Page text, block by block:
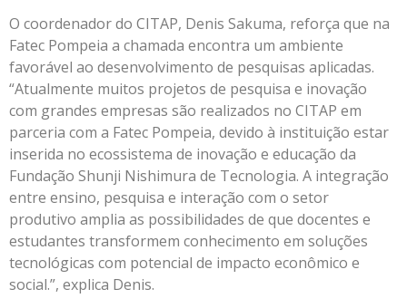
O coordenador do CITAP, Denis Sakuma, reforça que na
Fatec Pompeia a chamada encontra um ambiente
favorável ao desenvolvimento de pesquisas aplicadas.
“Atualmente muitos projetos de pesquisa e inovação
com grandes empresas são realizados no CITAP em
parceria com a Fatec Pompeia, devido à instituição estar
inserida no ecossistema de inovação e educação da
Fundação Shunji Nishimura de Tecnologia. A integração
entre ensino, pesquisa e interação com o setor
produtivo amplia as possibilidades de que docentes e
estudantes transformem conhecimento em soluções
tecnológicas com potencial de impacto econômico e
social.”, explica Denis.